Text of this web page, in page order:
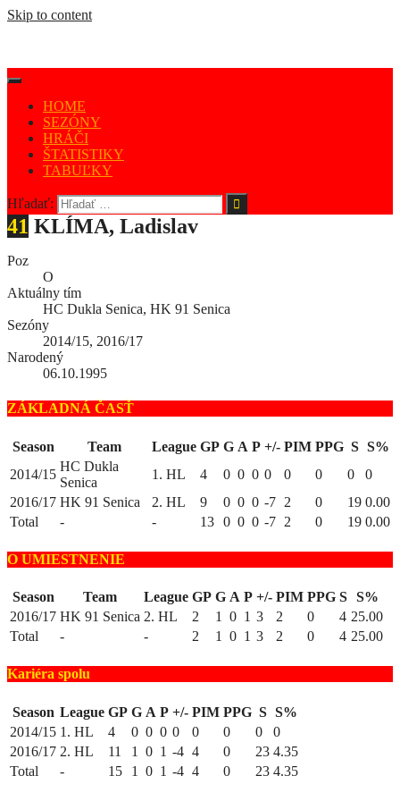
Skip to content
HOME
SEZÓNY
HRÁČI
ŠTATISTIKY
TABUĽKY
Hľadať:
41 KLÍMA, Ladislav
Poz
O
Aktuálny tím
HC Dukla Senica, HK 91 Senica
Sezóny
2014/15, 2016/17
Narodený
06.10.1995
ZÁKLADNÁ ČASŤ
Season Team League GP G A P +/- PIM PPG S S%
2014/15
HC Dukla
Senica
1. HL 4 0 0 0 0 0 0 0
0
2016/17 HK 91 Senica 2. HL 9 0 0 0 -7 2 0 19 0.00
Total
- - 13 0 0 0 -7 2 0 19 0.00
O UMIESTNENIE
Season Team League GP G A P +/- PIM PPG S S%
2016/17 HK 91 Senica 2. HL 2 1 0 1 3 2 0 4 25.00
Total
- - 2 1 0 1 3 2 0 4 25.00
Kariéra spolu
Season League GP G A P +/- PIM PPG S S%
2014/15 1. HL 4 0 0 0 0 0 0 0
0
2016/17 2. HL 11 1 0 1 -4 4 0 23 4.35
Total
- 15 1 0 1 -4 4 0 23 4.35